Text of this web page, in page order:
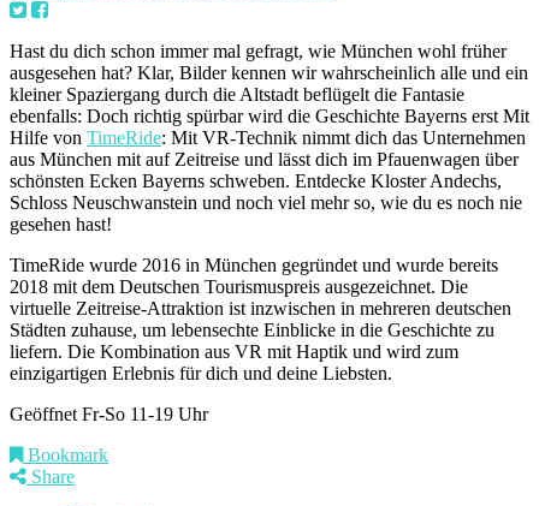
Hast du dich schon immer mal gefragt, wie München wohl früher
ausgesehen hat? Klar, Bilder kennen wir wahrscheinlich alle und ein
kleiner Spaziergang durch die Altstadt beflügelt die Fantasie
ebenfalls: Doch richtig spürbar wird die Geschichte Bayerns erst Mit
Hilfe von TimeRide: Mit VR-Technik nimmt dich das Unternehmen
aus München mit auf Zeitreise und lässt dich im Pfauenwagen über
schönsten Ecken Bayerns schweben. Entdecke Kloster Andechs,
Schloss Neuschwanstein und noch viel mehr so, wie du es noch nie
gesehen hast!
TimeRide wurde 2016 in München gegründet und wurde bereits
2018 mit dem Deutschen Tourismuspreis ausgezeichnet. Die
virtuelle Zeitreise-Attraktion ist inzwischen in mehreren deutschen
Städten zuhause, um lebensechte Einblicke in die Geschichte zu
liefern. Die Kombination aus VR mit Haptik und wird zum
einzigartigen Erlebnis für dich und deine Liebsten.
Geöffnet Fr-So 11-19 Uhr
Bookmark
Share